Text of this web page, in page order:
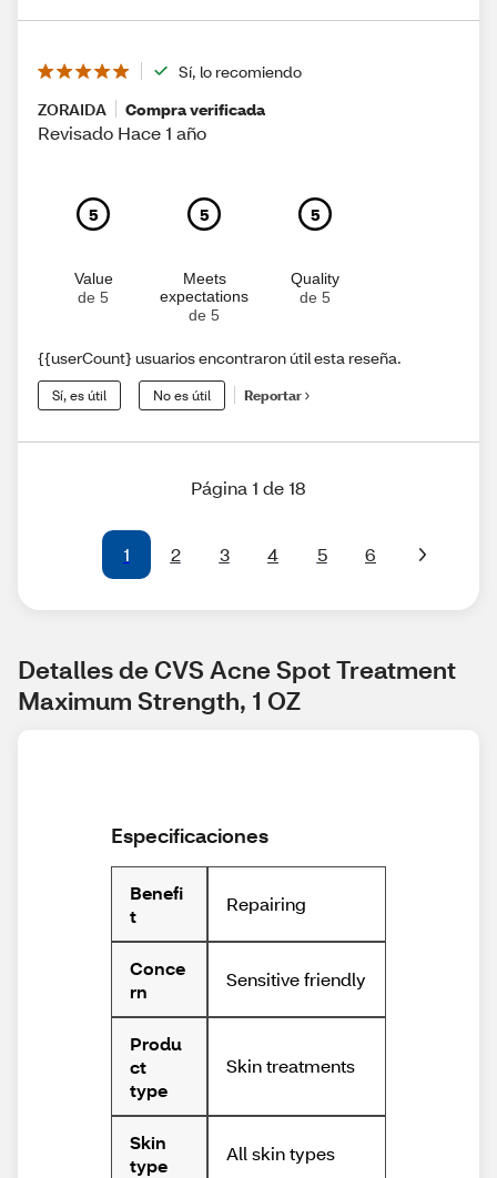
Sí, lo recomiendo
ZORAIDA
Compra verificada
Revisado Hace 1 año
5
Value
de 5
5
Meets
expectations
de 5
5
Quality
de 5
{{userCount} usuarios encontraron útil esta reseña.
Sí, es útil No es útil Reportar
Página 1 de 18
1 2 3 4 5 6
Detalles de CVS Acne Spot Treatment
Maximum Strength, 1 OZ
Especificaciones
Benefi
t
Repairing
Conce
rn
Sensitive friendly
Produ
ct
type
Skin treatments
Skin
type
All skin types